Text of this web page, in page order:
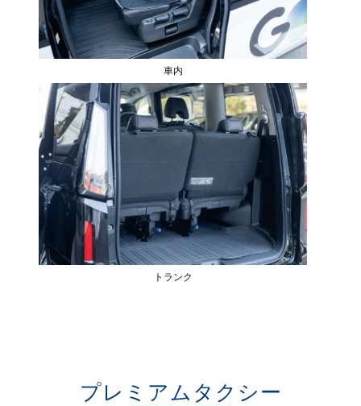
車内
トランク
プレミアムタクシー